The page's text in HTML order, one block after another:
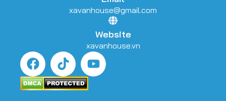
xavanhouse@gmail.com
Website
xavanhouse.vn